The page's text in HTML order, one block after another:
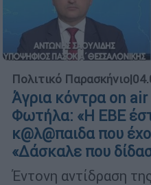
Πολιτικό Παρασκήνιο|
Άγρια κόντρα on
Φωτήλα: «Η ΕΒΕ
κ@λ@παιδα που
«Δάσκαλε που
Έντονη αντίδραση